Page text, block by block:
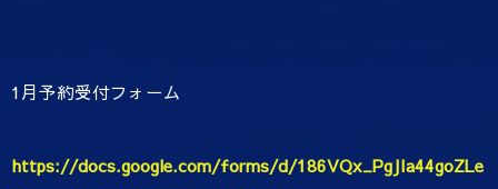
1月予約受付フォーム
https://docs.google.com/forms/d/186VQx_PgJIa44goZLe